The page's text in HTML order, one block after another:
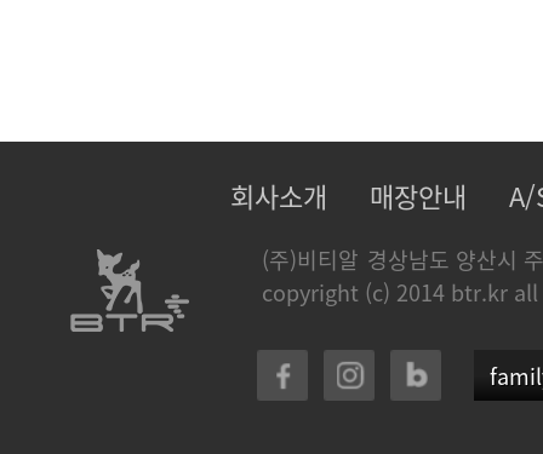
회사소개 매장안내 A/
(주)비티알 경상남도 양산시
copyright (c) 2014 btr.kr